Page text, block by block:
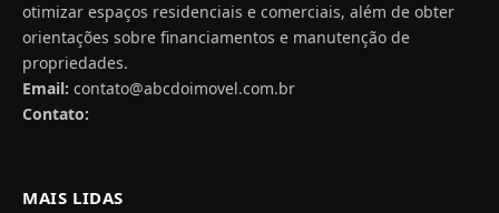
otimizar espaços residenciais e comerciais, além de obter
orientações sobre financiamentos e manutenção de
propriedades.
Email: contato@abcdoimovel.com.br
Contato:
MAIS LIDAS